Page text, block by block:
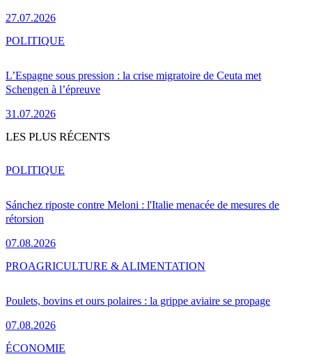
27.07.2026
L’Espagne sous pression : la crise migratoire de Ceuta met
Schengen à l’épreuve
31.07.2026
POLITIQUE
LES PLUS RÉCENTS
Sánchez riposte contre Meloni : l'Italie menacée de mesures de
rétorsion
07.08.2026
POLITIQUE
Poulets, bovins et ours polaires : la grippe aviaire se propage
07.08.2026
PROAGRICULTURE & ALIMENTATION
ÉCONOMIE